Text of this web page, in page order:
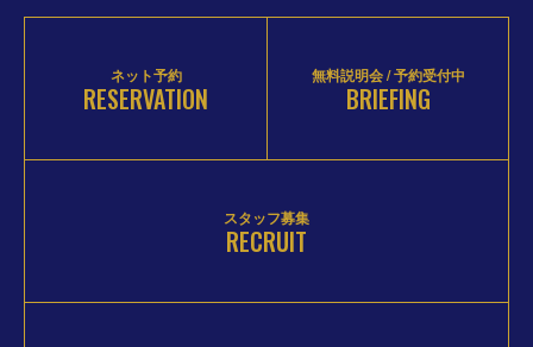
ネット予約
RESERVATION
無料説明会 / 予約受付中
BRIEFING
スタッフ募集
RECRUIT